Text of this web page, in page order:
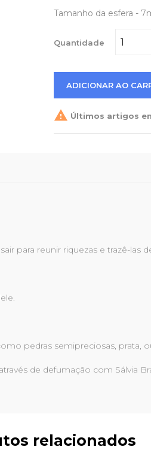
Tamanho da esfera -
Quantidade
ADICIONAR AO
 Últimos artigos
para reunir riquezas e trazê-las
pedras semipreciosas, prata,
de defumação com Sálvia
relacionados